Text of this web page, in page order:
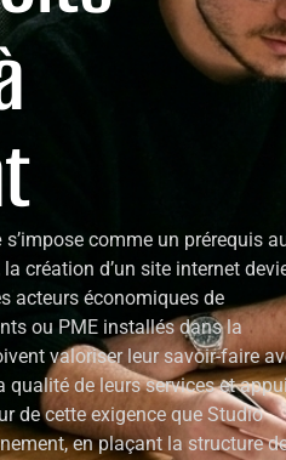
s’impose comme un prérequis
la création d’un site internet
acteurs économiques de
ou PME installés dans la
valoriser leur savoir-faire
qualité de leurs services et
de cette exigence que Studio
en plaçant la structure